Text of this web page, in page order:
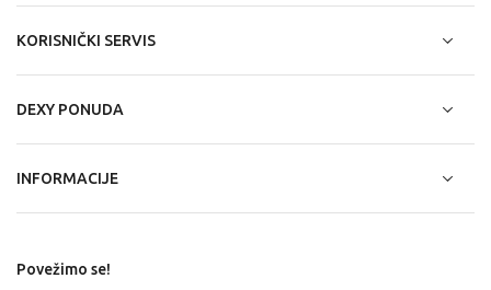
KORISNIČKI SERVIS
DEXY PONUDA
INFORMACIJE
Povežimo se!